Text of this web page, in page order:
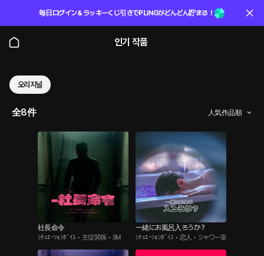
毎日ログイン＆ラッキーくじ引きでPLINGがどんどん貯まる！
인기 작품
오리지널
全8件 人気作品順
社長命令
ｼﾁｭｴｰｼｮﾝﾎﾞｲｽ • 主従関係 • SM
一緒にお風呂入ろうか？
ｼﾁｭｴｰｼｮﾝﾎﾞｲｽ • 恋人 • シャワー室